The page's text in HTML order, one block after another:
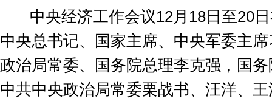
中央经济工作会议12月 18日至20
中央总书记、国家主席、中央军委主
政治局常委、国务院总理李克强，国
中共中央政治局常委栗战书、汪洋、